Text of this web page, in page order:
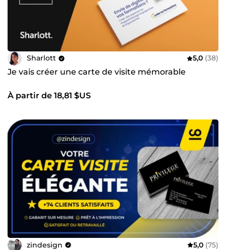
Sharlott 5,0 (38)
Je vais créer une carte de visite mémorable
À partir de 18,81 $US
zindesign 5,0 (75)